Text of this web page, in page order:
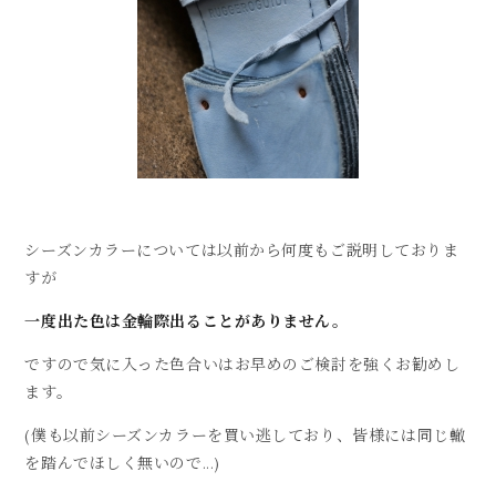
シーズンカラーについては以前から何度もご説明しておりま
すが
一度出た色は金輪際出ることがありません。
ですので気に入った色合いはお早めのご検討を強くお勧めし
ます。
(僕も以前シーズンカラーを買い逃しており、皆様には同じ轍
を踏んでほしく無いので...)